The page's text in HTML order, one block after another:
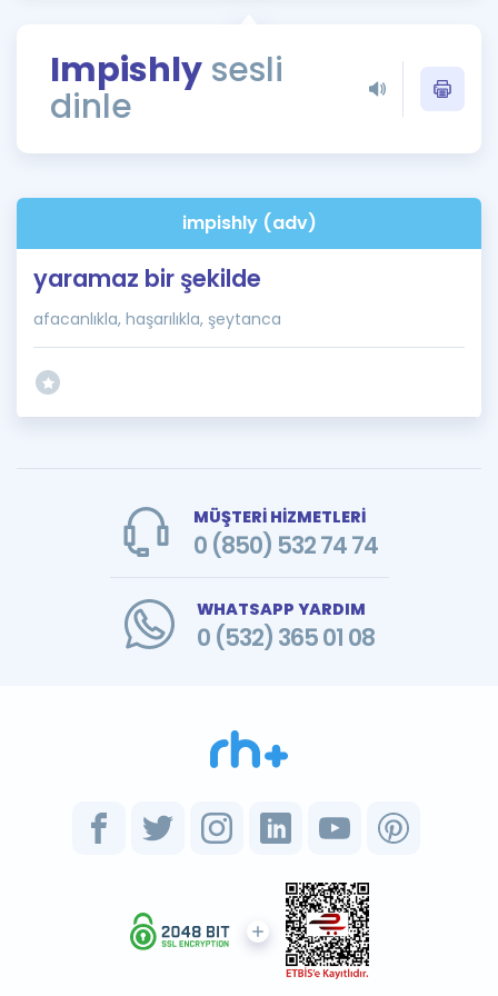
Rehberlik Aracı
ÖSYM Sınav Takvimi
İngilizce Gramer
Impishly sesli
dinle
impishly (adv)
yaramaz bir şekilde
afacanlıkla, haşarılıkla, şeytanca
MÜŞTERİ HİZMETLERİ
0 (850) 532 74 74
WHATSAPP YARDIM
0 (532) 365 01 08